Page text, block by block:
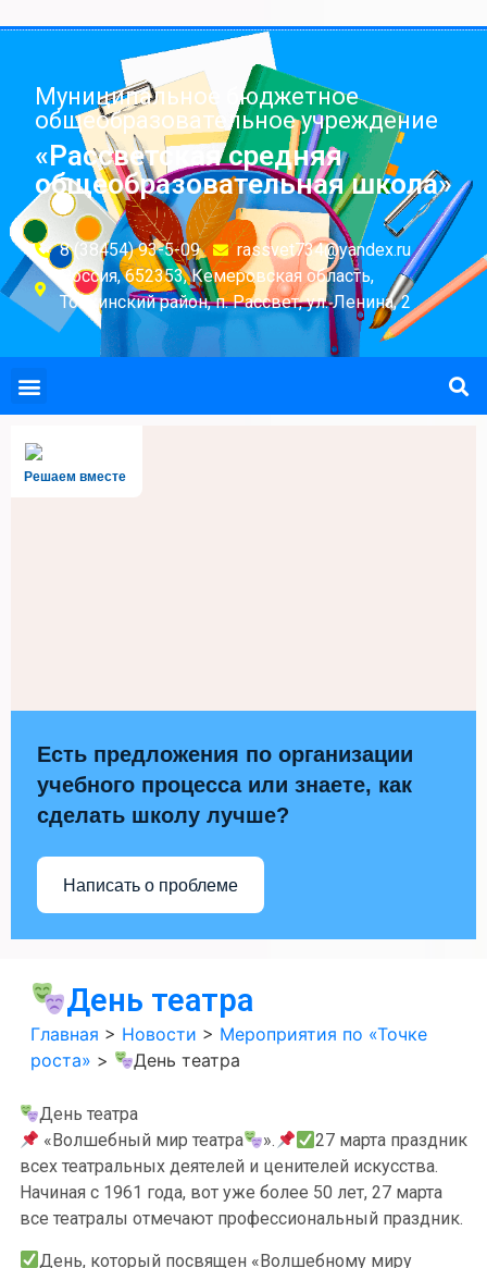
Муниципальное бюджетное
общеобразовательное учреждение
«Рассветская средняя
общеобразовательная школа»
8 (38454) 93-5-09
rassvet734@yandex.ru
Россия, 652353, Кемеровская область,
Топкинский район, п. Рассвет, ул. Ленина, 2
Решаем вместе
Есть предложения по организации
учебного процесса или знаете, как
сделать школу лучше?
Написать о проблеме
День театра
Главная > Новости > Мероприятия по «Точке
роста» > День театра
День театра
«Волшебный мир театра
».
27 марта праздник
всех театральных деятелей и ценителей искусства.
Начиная с 1961 года, вот уже более 50 лет, 27 марта
все театралы отмечают профессиональный праздник.
День, который посвящен «Волшебному миру